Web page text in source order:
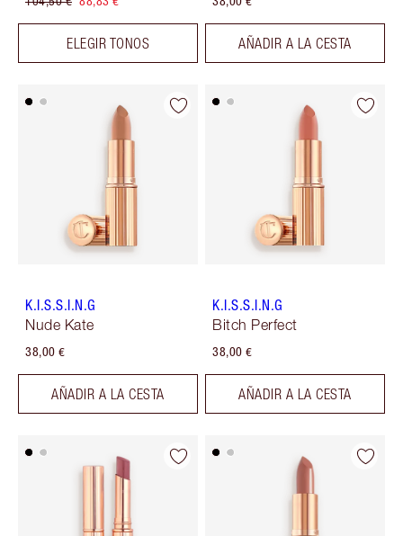
ELEGIR TONOS AÑADIR A LA CESTA
K.I.S.S.I.N.G
Nude Kate
38,00 €
AÑADIR A LA CESTA
K.I.S.S.I.N.G
Bitch Perfect
38,00 €
AÑADIR A LA CESTA